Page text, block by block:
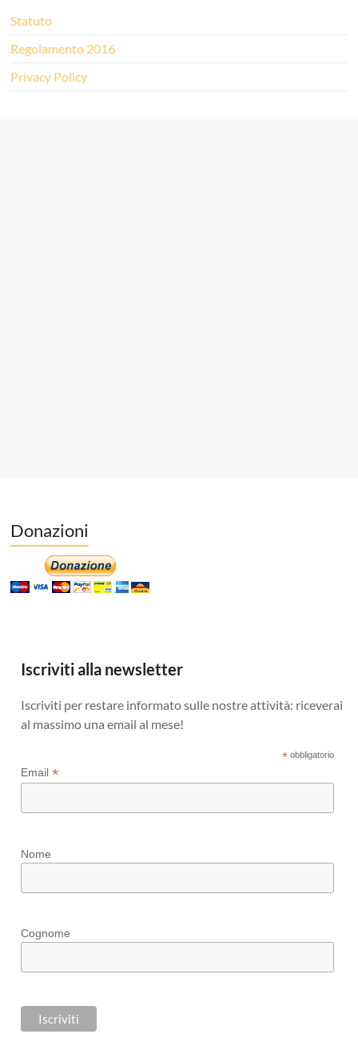
Statuto
Regolamento 2016
Privacy Policy
Donazioni
Iscriviti alla newsletter
Iscriviti per restare informato sulle nostre attività: riceverai
al massimo una email al mese!
* obbligatorio
Email*
Nome
Cognome